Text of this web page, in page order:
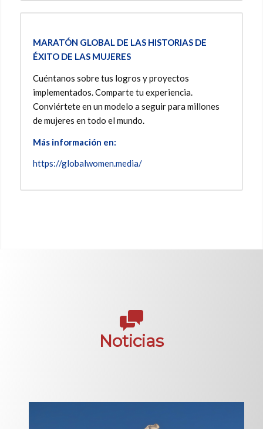
MARATÓN GLOBAL DE LAS HISTORIAS DE
ÉXITO DE LAS MUJERES
Cuéntanos sobre tus logros y proyectos
implementados. Comparte tu experiencia.
Conviértete en un modelo a seguir para millones
de mujeres en todo el mundo.
Más información en:
https://globalwomen.media/
Noticias